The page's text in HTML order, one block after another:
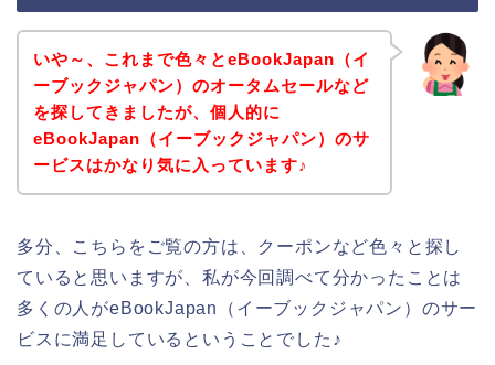
いや～、これまで色々とeBookJapan（イ
ーブックジャパン）のオータムセールなど
を探してきましたが、個人的に
eBookJapan（イーブックジャパン）のサ
ービスはかなり気に入っています♪
多分、こちらをご覧の方は、クーポンなど色々と探し
ていると思いますが、私が今回調べて分かったことは
多くの人がeBookJapan（イーブックジャパン）のサー
ビスに満足しているということでした♪